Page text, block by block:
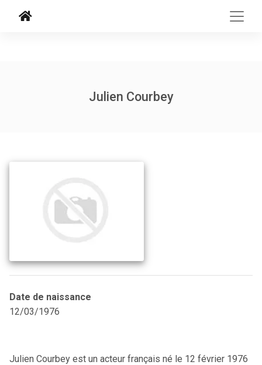
Julien Courbey
Date de naissance
12/03/1976
Julien Courbey est un acteur français né le 12 février 1976